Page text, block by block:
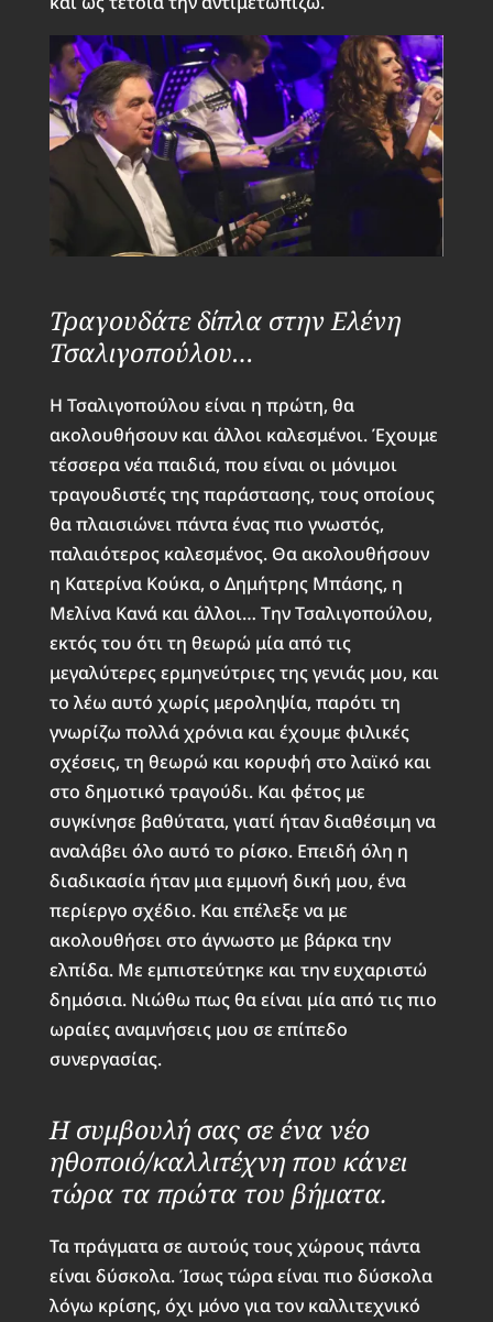
Τραγουδάτε δίπλα στην Ελένη
Τσαλιγοπούλου…
Η Τσαλιγοπούλου είναι η πρώτη, θα
ακολουθήσουν και άλλοι καλεσμένοι. Έχουμε
τέσσερα νέα παιδιά, που είναι οι μόνιμοι
τραγουδιστές της παράστασης, τους οποίους
θα πλαισιώνει πάντα ένας πιο γνωστός,
παλαιότερος καλεσμένος. Θα ακολουθήσουν
η Κατερίνα Κούκα, ο Δημήτρης Μπάσης, η
Μελίνα Κανά και άλλοι… Την Τσαλιγοπούλου,
εκτός του ότι τη θεωρώ μία από τις
μεγαλύτερες ερμηνεύτριες της γενιάς μου, και
το λέω αυτό χωρίς μεροληψία, παρότι τη
γνωρίζω πολλά χρόνια και έχουμε φιλικές
σχέσεις, τη θεωρώ και κορυφή στο λαϊκό και
στο δημοτικό τραγούδι. Και φέτος με
συγκίνησε βαθύτατα, γιατί ήταν διαθέσιμη να
αναλάβει όλο αυτό το ρίσκο. Επειδή όλη η
διαδικασία ήταν μια εμμονή δική μου, ένα
περίεργο σχέδιο. Και επέλεξε να με
ακολουθήσει στο άγνωστο με βάρκα την
ελπίδα. Με εμπιστεύτηκε και την ευχαριστώ
δημόσια. Νιώθω πως θα είναι μία από τις πιο
ωραίες αναμνήσεις μου σε επίπεδο
συνεργασίας.
Η συμβουλή σας σε ένα νέο
ηθοποιό/καλλιτέχνη που κάνει
τώρα τα πρώτα του βήματα.
Τα πράγματα σε αυτούς τους χώρους πάντα
είναι δύσκολα. Ίσως τώρα είναι πιο δύσκολα
λόγω κρίσης, όχι μόνο για τον καλλιτεχνικό